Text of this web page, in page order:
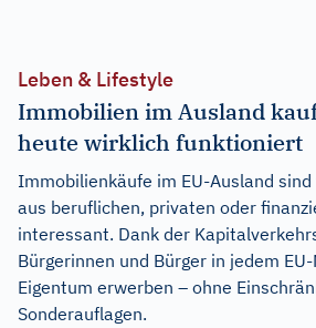
Leben & Lifestyle
Immobilien im Ausland
heute wirklich funktioniert
Immobilienkäufe im EU-Ausland
aus beruflichen, privaten oder
interessant. Dank der
Bürgerinnen und Bürger in jedem
Eigentum erwerben – ohne
Sonderauflagen.